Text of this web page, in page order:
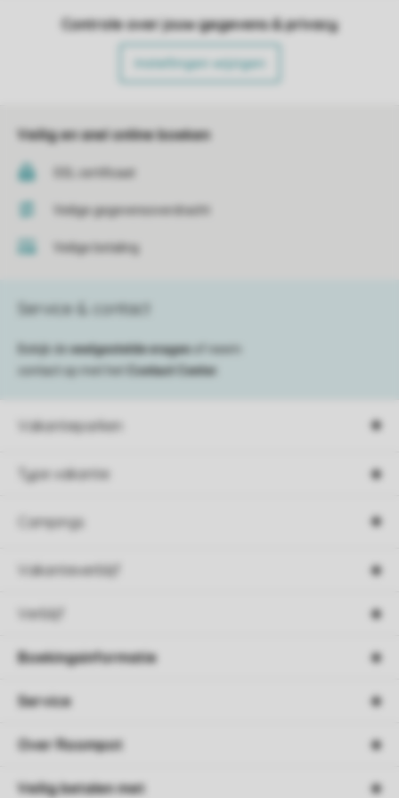
Controle over jouw gegevens & privacy
Instellingen wijzigen
Veilig en snel online boeken
SSL certificaat
Veilige gegevensoverdracht
Veilige betaling
Vakantieparken
Type vakantie
Campings
Vakantieverblijf
Verblijf
Service & contact
Bekijk de veelgestelde vragen
of neem
contact op met het
Contact Center
Boekingsinformatie
Service
Over Roompot
Veilig betalen met